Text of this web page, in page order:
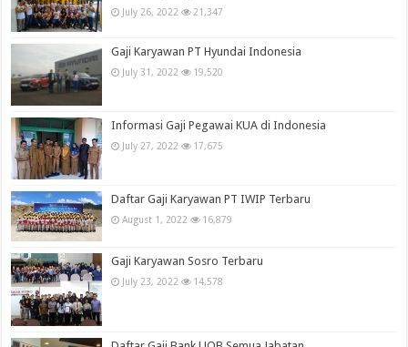
July 26, 2022 21,347
Gaji Karyawan PT Hyundai Indonesia
July 31, 2022 19,520
Informasi Gaji Pegawai KUA di Indonesia
July 27, 2022 17,675
Daftar Gaji Karyawan PT IWIP Terbaru
August 1, 2022 16,879
Gaji Karyawan Sosro Terbaru
July 23, 2022 14,578